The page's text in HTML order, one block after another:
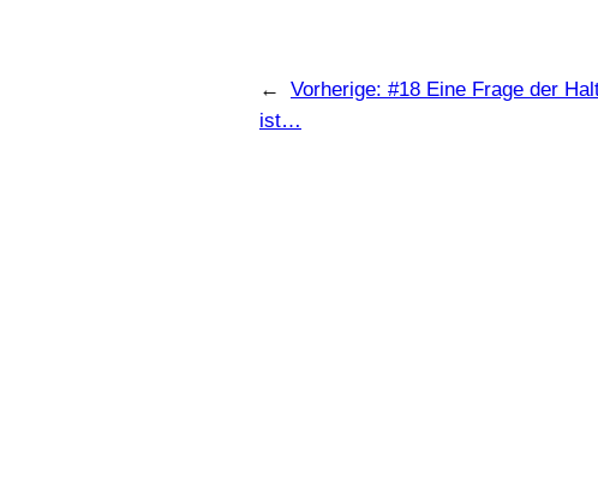
← Vorherige: #18 Eine Frage der
ist…